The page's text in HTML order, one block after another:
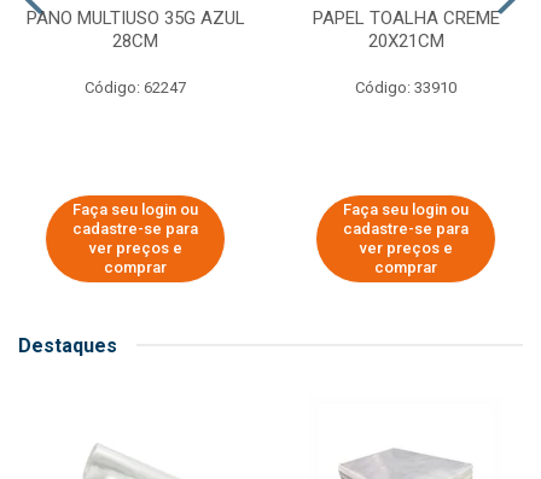
PANO MULTIUSO 35G AZUL
28CM
Código: 62247
Faça seu login ou
cadastre-se para
ver preços e
comprar
PAPEL TOALHA CREME
20X21CM
Código: 33910
Faça seu login ou
cadastre-se para
ver preços e
comprar
Destaques